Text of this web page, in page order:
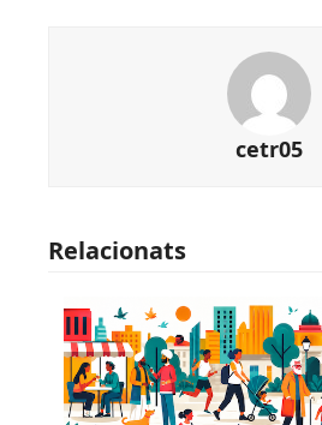
cetr05
Relacionats